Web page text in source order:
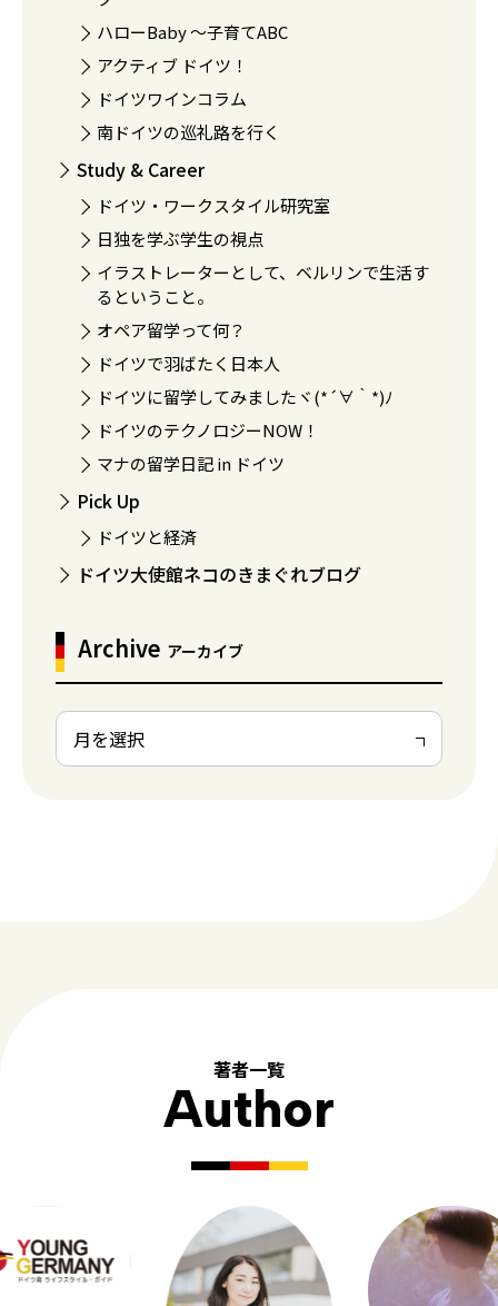
ハローBaby 〜子育てABC
アクティブ ドイツ！
ドイツワインコラム
南ドイツの巡礼路を行く
Study & Career
ドイツ・ワークスタイル研究室
日独を学ぶ学生の視点
イラストレーターとして、ベルリンで生活す
るということ。
オペア留学って何？
ドイツで羽ばたく日本人
ドイツに留学してみましたヾ(*´∀｀*)ﾉ
ドイツのテクノロジーNOW！
マナの留学日記 in ドイツ
Pick Up
ドイツと経済
ドイツ大使館ネコのきまぐれブログ
Archive アーカイブ
著者一覧
Author